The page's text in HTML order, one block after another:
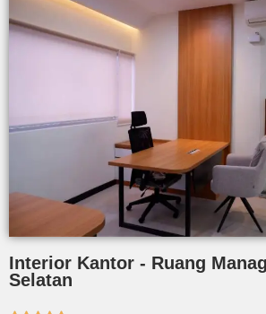
Interior Kantor - Ruang
Selatan